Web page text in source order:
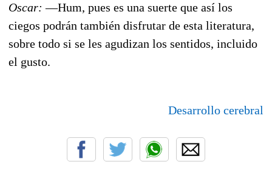
Oscar: —Hum, pues es una suerte que así los
ciegos podrán también disfrutar de esta literatura,
sobre todo si se les agudizan los sentidos, incluido
el gusto.
Desarrollo cerebral